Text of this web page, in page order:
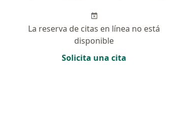
La reserva de citas en línea no está
disponible
Solicita una cita